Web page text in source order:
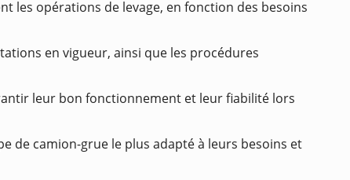
les opérations de levage, en fonction des besoins
en vigueur, ainsi que les procédures
leur bon fonctionnement et leur fiabilité lors
de camion-grue le plus adapté à leurs besoins et